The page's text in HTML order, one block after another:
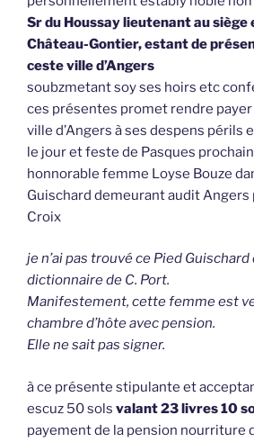
Sr du Houssay lieutenant au
Château-Gontier, estant de
ceste ville d’Angers
soubzmetant soy ses hoirs etc
ces présentes promet rendre
ville d’Angers à ses despens périls
le jour et feste de Pasques
honnorable femme Loyse Bouze
Guischard demeurant audit Angers
Croix
je n’ai pas trouvé ce Pied Guischard
dictionnaire de C. Port.
Manifestement, cette femme est
chambre d’hôte avec pension.
Elle ne sait pas signer.
à ce présente stipulante et
escuz 50 sols valant 23 livres 10
payement de la pension nourriture